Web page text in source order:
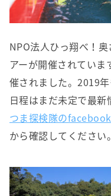
NPO法人ひっ翔べ！
アーが開催されてい
催されました。2019年
日程はまだ未定で最新
つま探検隊の
から確認してください。